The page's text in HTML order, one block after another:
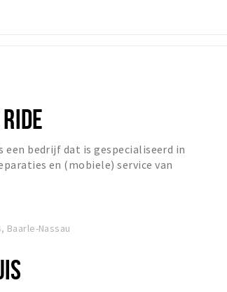
een bedrijf dat is gespecialiseerd in
en (mobiele) service van
Baarle-Nassau